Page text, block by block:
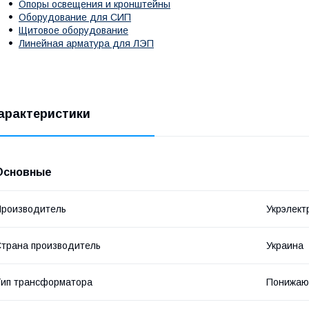
Опоры освещения и кронштейны
Оборудование для СИП
Щитовое оборудование
Линейная арматура для ЛЭП
производитель Украина
трансформатора